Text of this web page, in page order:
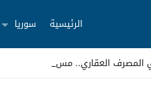
الرئيسية سوريا